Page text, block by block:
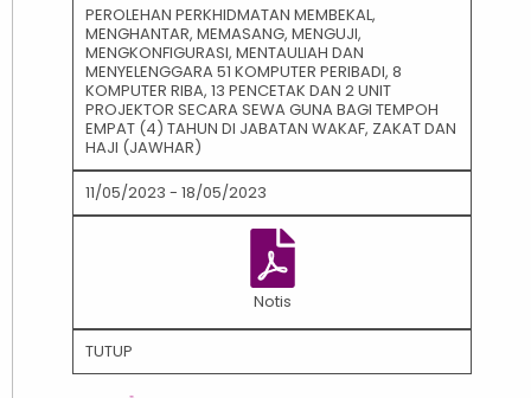
PEROLEHAN PERKHIDMATAN MEMBEKAL,
MENGHANTAR, MEMASANG, MENGUJI,
MENGKONFIGURASI, MENTAULIAH DAN
MENYELENGGARA 51 KOMPUTER PERIBADI, 8
KOMPUTER RIBA, 13 PENCETAK DAN 2 UNIT
PROJEKTOR SECARA SEWA GUNA BAGI TEMPOH
EMPAT (4) TAHUN DI JABATAN WAKAF, ZAKAT DAN
HAJI (JAWHAR)
11/05/2023 - 18/05/2023
Notis
TUTUP